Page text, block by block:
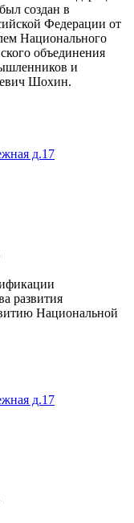
создан в
Федерации от
Национального
объединения
и
Шохин.
д.17
развития
Национальной
д.17